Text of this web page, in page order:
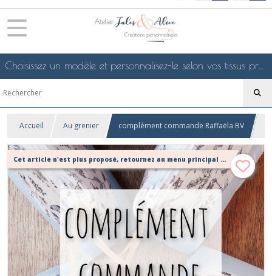
Choisissez un modèle et personnalisez-le selon vos tissus préférés de mes collections en ligne, je le confectionnerai selon vos souhaits
Accueil Au grenier complément commande Raffaëla BV
Cet article n'est plus proposé, retournez au menu principal ou contactez moi!